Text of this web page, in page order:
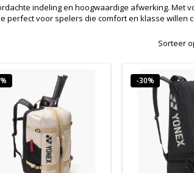
indeling en hoogwaardige afwerking. Met
perfect voor spelers die comfort en klasse willen
Sorteer
-30%